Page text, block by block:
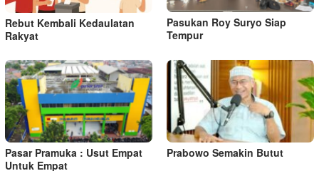
Rebut Kembali Kedaulatan
Rakyat
Pasukan Roy Suryo Siap
Tempur
Pasar Pramuka : Usut Empat
Untuk Empat
Prabowo Semakin Butut